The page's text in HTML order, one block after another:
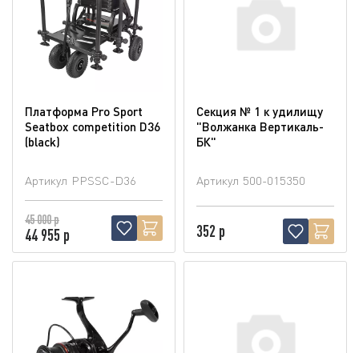
Платформа Pro Sport
Seatbox competition D36
(blaсk)
Артикул PPSSC-D36
45 000 р
44 955 р
Секция № 1 к удилищу
"Волжанка Вертикаль-
БК"
Артикул 500-015350
352 р